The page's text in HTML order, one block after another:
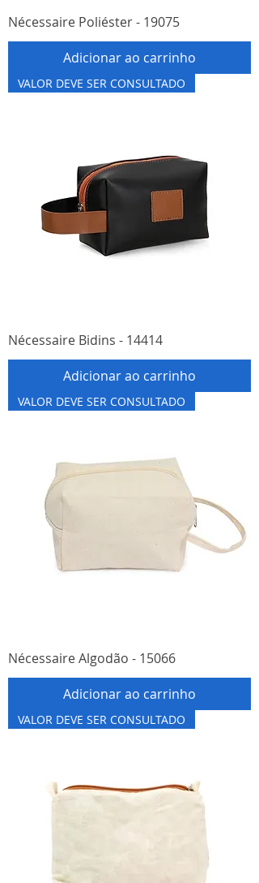
Nécessaire Poliéster - 19075
Adicionar ao carrinho
VALOR DEVE SER CONSULTADO
Nécessaire Bidins - 14414
Adicionar ao carrinho
VALOR DEVE SER CONSULTADO
Nécessaire Algodão - 15066
Adicionar ao carrinho
VALOR DEVE SER CONSULTADO